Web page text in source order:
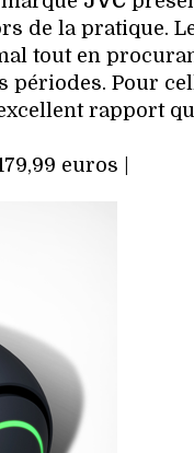
de la pratique.
tout en
périodes. Pour
rapport
euros |